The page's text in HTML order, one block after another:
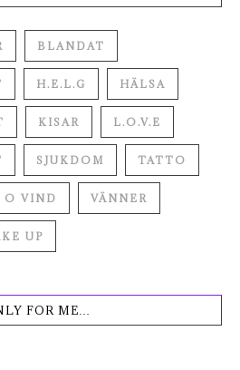
BLANDAT
H.E.L.G HÄLSA
KISAR L.O.V.E
SJUKDOM TATTO
O VIND VÄNNER
UP
FOR ME…